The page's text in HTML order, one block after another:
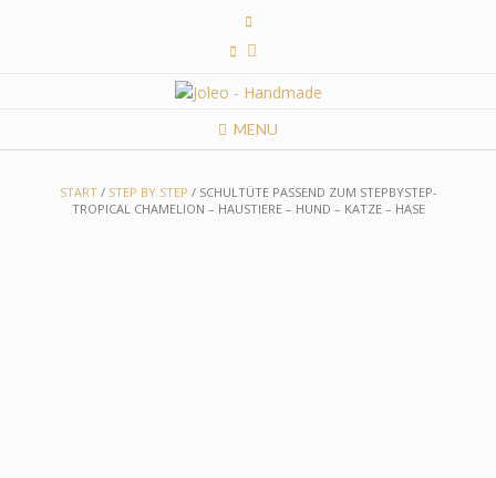
MENU
START/ STEP BY STEP / SCHULTÜTE PASSEND ZUM STEPBYSTEP-
TROPICAL CHAMELION – HAUSTIERE – HUND – KATZE – HASE